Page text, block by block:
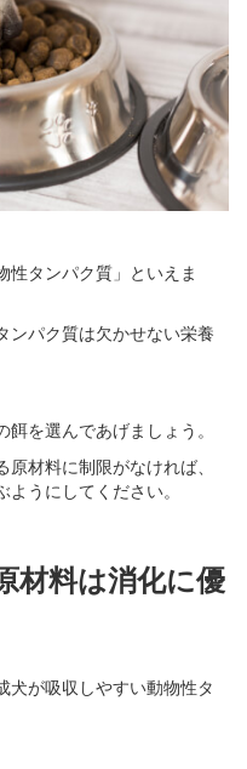
性タンパク質」といえま
ンパク質は欠かせない栄養
を選んであげましょう。
材料に制限がなければ、
うにしてください。
材料は消化に優
犬が吸収しやすい動物性タ